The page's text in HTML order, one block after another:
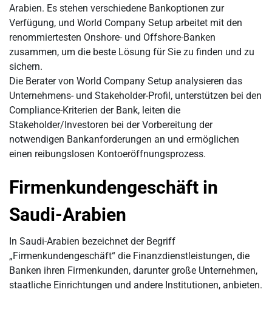
Arabien. Es stehen verschiedene Bankoptionen zur
Verfügung, und World Company Setup arbeitet mit den
renommiertesten Onshore- und Offshore-Banken
zusammen, um die beste Lösung für Sie zu finden und zu
sichern.
Die Berater von World Company Setup analysieren das
Unternehmens- und Stakeholder-Profil, unterstützen bei den
Compliance-Kriterien der Bank, leiten die
Stakeholder/Investoren bei der Vorbereitung der
notwendigen Bankanforderungen an und ermöglichen
einen reibungslosen Kontoeröffnungsprozess.
Firmenkundengeschäft in
Saudi-Arabien
In Saudi-Arabien bezeichnet der Begriff
„Firmenkundengeschäft“ die Finanzdienstleistungen, die
Banken ihren Firmenkunden, darunter große Unternehmen,
staatliche Einrichtungen und andere Institutionen, anbieten.